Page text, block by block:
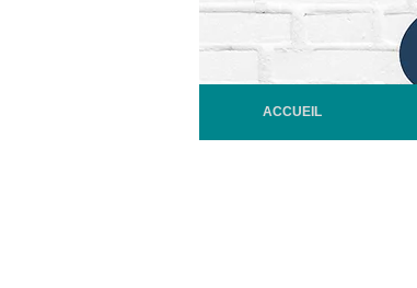
ACCUEIL